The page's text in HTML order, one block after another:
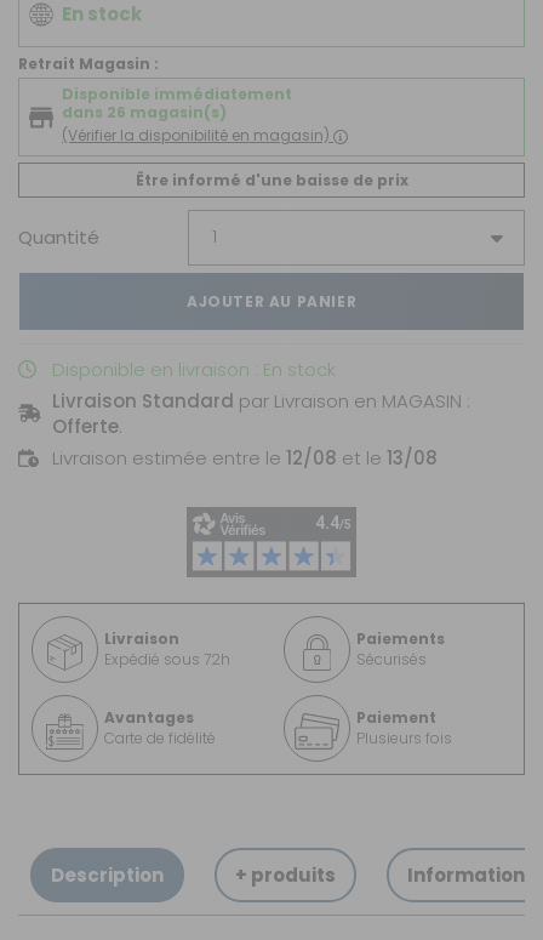
En stock
Retrait Magasin :
Disponible immédiatement
dans 26 magasin(s)
(Vérifier la disponibilité en magasin)
Être informé d'une baisse de prix
Quantité
AJOUTER AU PANIER
Disponible en livraison : En stock
Livraison Standard par Livraison en MAGASIN :
Offerte.
Livraison estimée entre le 12/08 et le 13/08
Livraison
Expédié sous 72h
Paiements
Sécurisés
Avantages
Carte de fidélité
Paiement
Plusieurs fois
Description + produits Informations